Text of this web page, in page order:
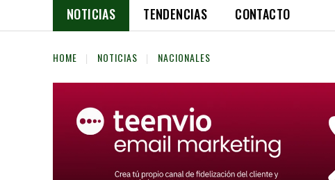
NOTICIAS TENDENCIAS CONTACTO
HOME NOTICIAS NACIONALES